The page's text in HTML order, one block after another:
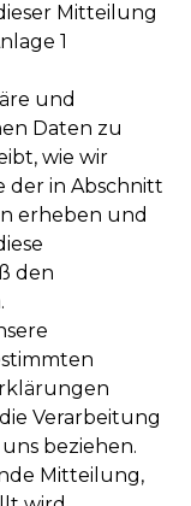
Mitteilung
1
und
Daten zu
wie wir
der in Abschnitt
erheben und
den
Verarbeitung
beziehen.
Mitteilung,